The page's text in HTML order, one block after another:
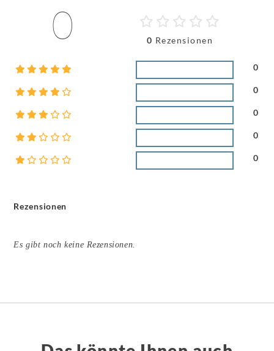
Rezensionen
Es gibt noch keine Rezensionen.
0 0 Rezensionen
0
0
0
0
0